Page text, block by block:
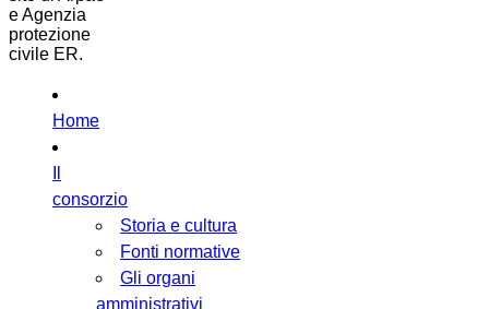
e Agenzia
protezione
civile ER.
Home
consorzio
Storia e cultura
Fonti normative
Gli organi
amministrativi